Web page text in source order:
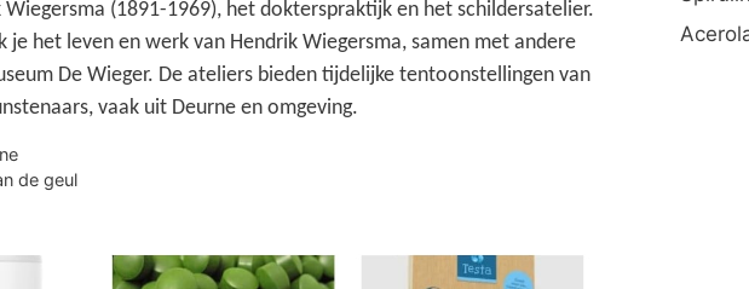
Wiegersma (1891-1969), het dokterspraktijk en het schildersatelier.
je het leven en werk van Hendrik Wiegersma, samen met andere
De Wieger. De ateliers bieden tijdelijke tentoonstellingen van
vaak uit Deurne en omgeving.
de geul